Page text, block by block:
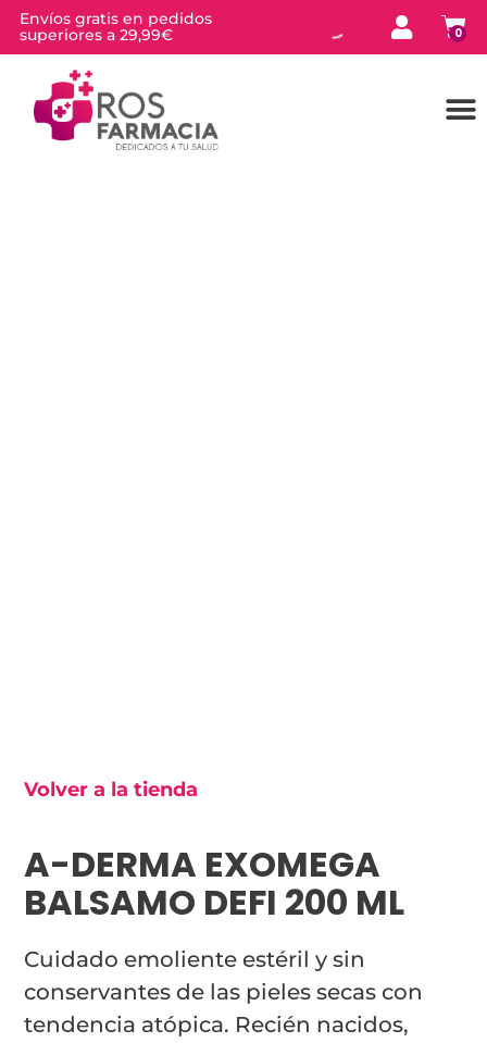
Envíos gratis en pedidos
superiores a 29,99€
0
Volver a la tienda
A-DERMA EXOMEGA
BALSAMO DEFI 200 ML
Cuidado emoliente estéril y sin
conservantes de las pieles secas con
tendencia atópica. Recién nacidos,